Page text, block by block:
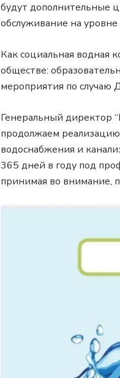
будут дополнительные
обслуживание на
Как социальная водная
обществе:
мероприятия по случаю
Генеральный директор
продолжаем
водоснабжения и
365 дней в году под
принимая во внимание,